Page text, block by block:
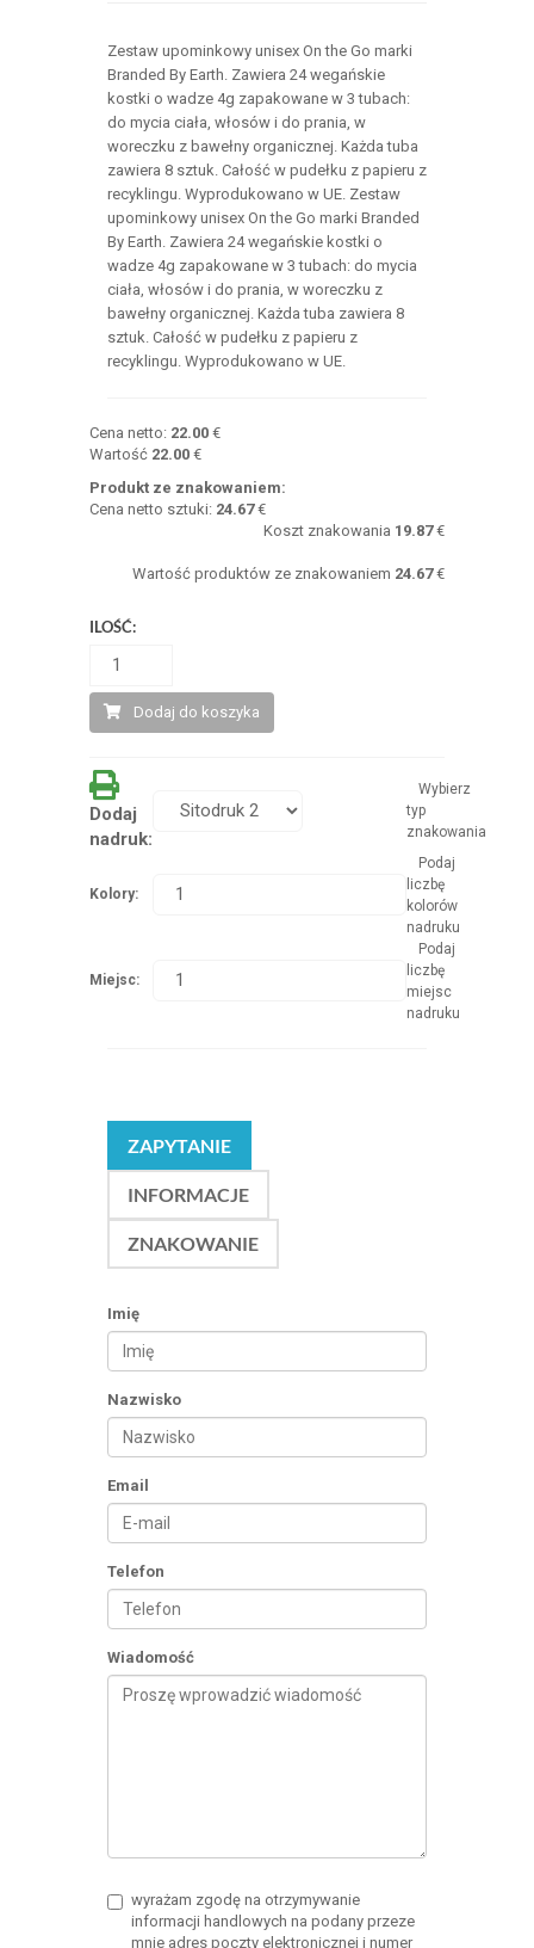
Zestaw upominkowy unisex On the Go marki
Branded By Earth. Zawiera 24 wegańskie
kostki o wadze 4g zapakowane w 3 tubach:
do mycia ciała, włosów i do prania, w
woreczku z bawełny organicznej. Każda tuba
zawiera 8 sztuk. Całość w pudełku z papieru z
recyklingu. Wyprodukowano w UE. Zestaw
upominkowy unisex On the Go marki Branded
By Earth. Zawiera 24 wegańskie kostki o
wadze 4g zapakowane w 3 tubach: do mycia
ciała, włosów i do prania, w woreczku z
bawełny organicznej. Każda tuba zawiera 8
sztuk. Całość w pudełku z papieru z
recyklingu. Wyprodukowano w UE.
Cena netto: 22.00€
Wartość 22.00€
Produkt ze znakowaniem:
Cena netto sztuki: 24.67€
Koszt znakowania 19.87€
Wartość produktów ze znakowaniem 24.67€
ILOŚĆ:
Dodaj do koszyka
Dodaj
nadruk:
Wybierz
typ
znakowania
Kolory:
Podaj
liczbę
kolorów
nadruku
Miejsc:
Podaj
liczbę
miejsc
nadruku
ZAPYTANIE
INFORMACJE
ZNAKOWANIE
Imię
Nazwisko
Email
Telefon
Wiadomość
wyrażam zgodę na otrzymywanie
informacji handlowych na podany przeze
mnie adres poczty elektronicznej i numer